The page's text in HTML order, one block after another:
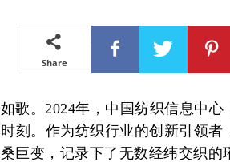
Share
歌。2024年，中国纺织信息中
刻。作为纺织行业的创新引领者
巨变，记录下了无数经纬交织的